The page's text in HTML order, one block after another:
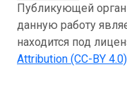
Публикующей
данную работу
находится под
Attribution (CC-BY 4.0)